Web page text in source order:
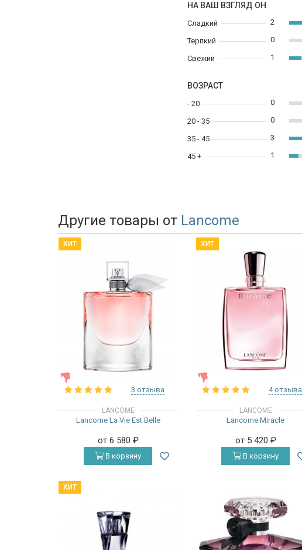
НА ВАШ ВЗГЛЯД ОН
Сладкий
Терпкий
Свежий
2
0
1
ВОЗРАСТ
- 20
20 - 35
35 - 45
45 +
0
0
3
1
Другие товары от Lancome
ХИТ
3 отзыва
LANCOME
Lancome La Vie Est Belle
от 6 580 ₽
В корзину
ХИТ
4 отзыва
LANCOME
Lancome Miracle
от 5 420 ₽
В корзину
ХИТ